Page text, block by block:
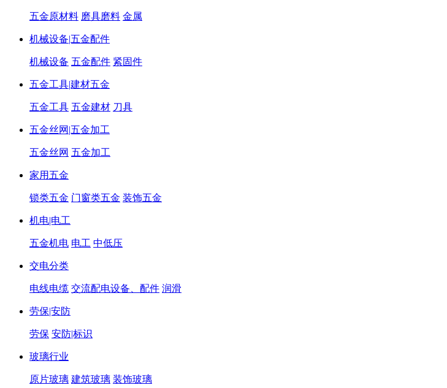
五金原材料 磨具磨料 金属
机械设备|五金配件
机械设备 五金配件 紧固件
五金工具|建材五金
五金工具 五金建材 刀具
五金丝网|五金加工
五金丝网 五金加工
家用五金
锁类五金 门窗类五金 装饰五金
机电|电工
五金机电 电工 中低压
交电分类
电线电缆 交流配电设备、配件 润滑
劳保|安防
劳保 安防|标识
玻璃行业
原片玻璃 建筑玻璃 装饰玻璃